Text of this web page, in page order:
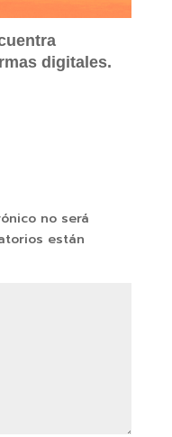
digitales.
no será
están